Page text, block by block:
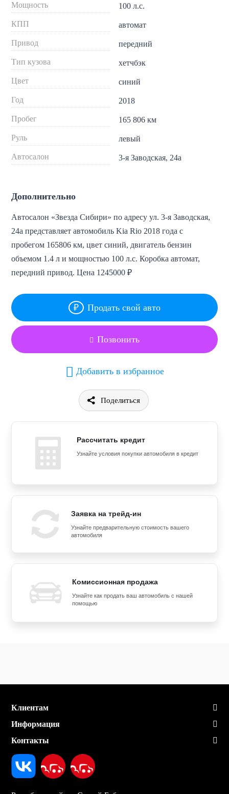
Мощность 100 л.с.
КПП автомат
Привод передний
Тип кузова хетчбэк
Цвет синий
Год 2018
Пробег 165 806 км
Руль левый
Автосалон 3-я Заводская, 24а
Дополнительно
Автосалон «Звезда Сибири» по адресу ул. 3-я Заводская,
24а представляет автомобиль Kia Rio 2018 года с
пробегом 165806 км, цвет синий, двигатель бензин
объемом 1.4 л и мощностью 100 л.с. Коробка автомат,
передний привод. Цена 1245000 ₽
Продать свой авто
Позвонить
Добавить в избранное
Поделиться
Рассчитать кредит
Узнайте условия покупки автомобиля в кредит
Заявка на трейд-ин
Узнайте предварительную стоимость вашего
автомобиля
Комиссионная продажа
Узнайте как продать ваш автомобиль с нашей
помощью
Клиентам
Информация
Контакты